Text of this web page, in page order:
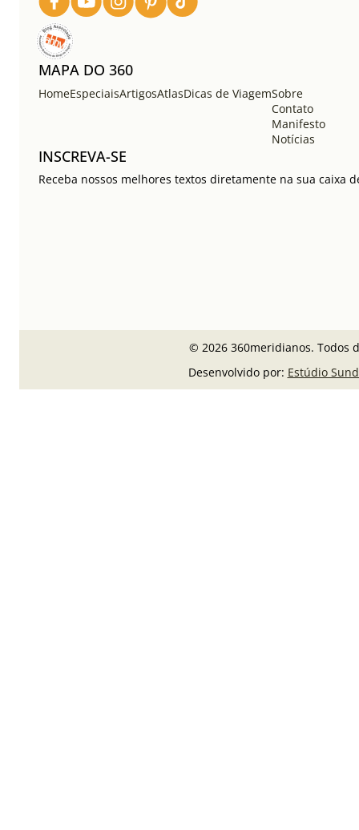
MAPA DO 360
HomeEspeciaisArtigosAtlasDicas de ViagemSobre
Contato
Manifesto
Notícias
INSCREVA-SE
Receba nossos melhores textos diretamente na sua caixa
© 2026 360meridianos. Todos
Desenvolvido por: Estúdio